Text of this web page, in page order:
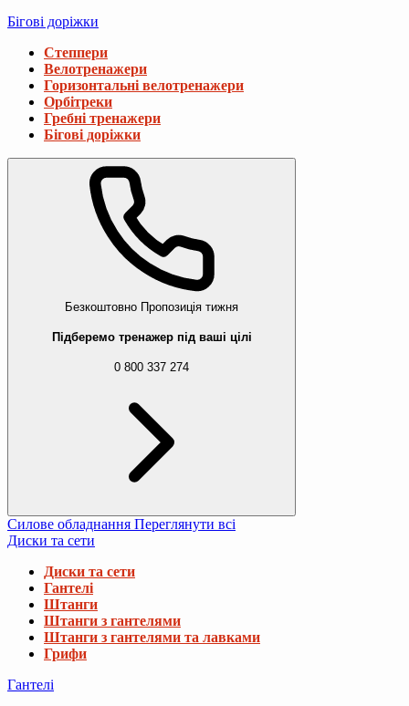
Бігові доріжки
Степпери
Велотренажери
Горизонтальні велотренажери
Орбітреки
Гребні тренажери
Бігові доріжки
Безкоштовно Пропозиція тижня
Підберемо тренажер під ваші цілі
0 800 337 274
Силове обладнання Переглянути всі
Диски та сети
Диски та сети
Гантелі
Штанги
Штанги з гантелями
Штанги з гантелями та лавками
Грифи
Гантелі